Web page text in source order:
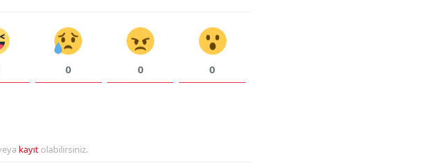
Sinop
0 0 0
kayıt olabilirsiniz.